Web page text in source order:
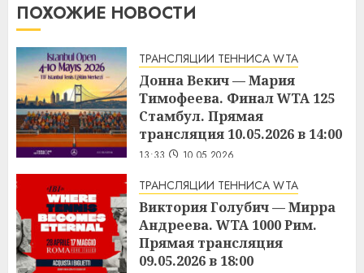
ПОХОЖИЕ НОВОСТИ
ТРАНСЛЯЦИИ ТЕННИСА WTA
Донна Векич — Мария
Тимофеева. Финал WTA 125
Стамбул. Прямая
трансляция 10.05.2026 в 14:00
13:33 10.05.2026
ТРАНСЛЯЦИИ ТЕННИСА WTA
Виктория Голубич — Мирра
Андреева. WTA 1000 Рим.
Прямая трансляция
09.05.2026 в 18:00